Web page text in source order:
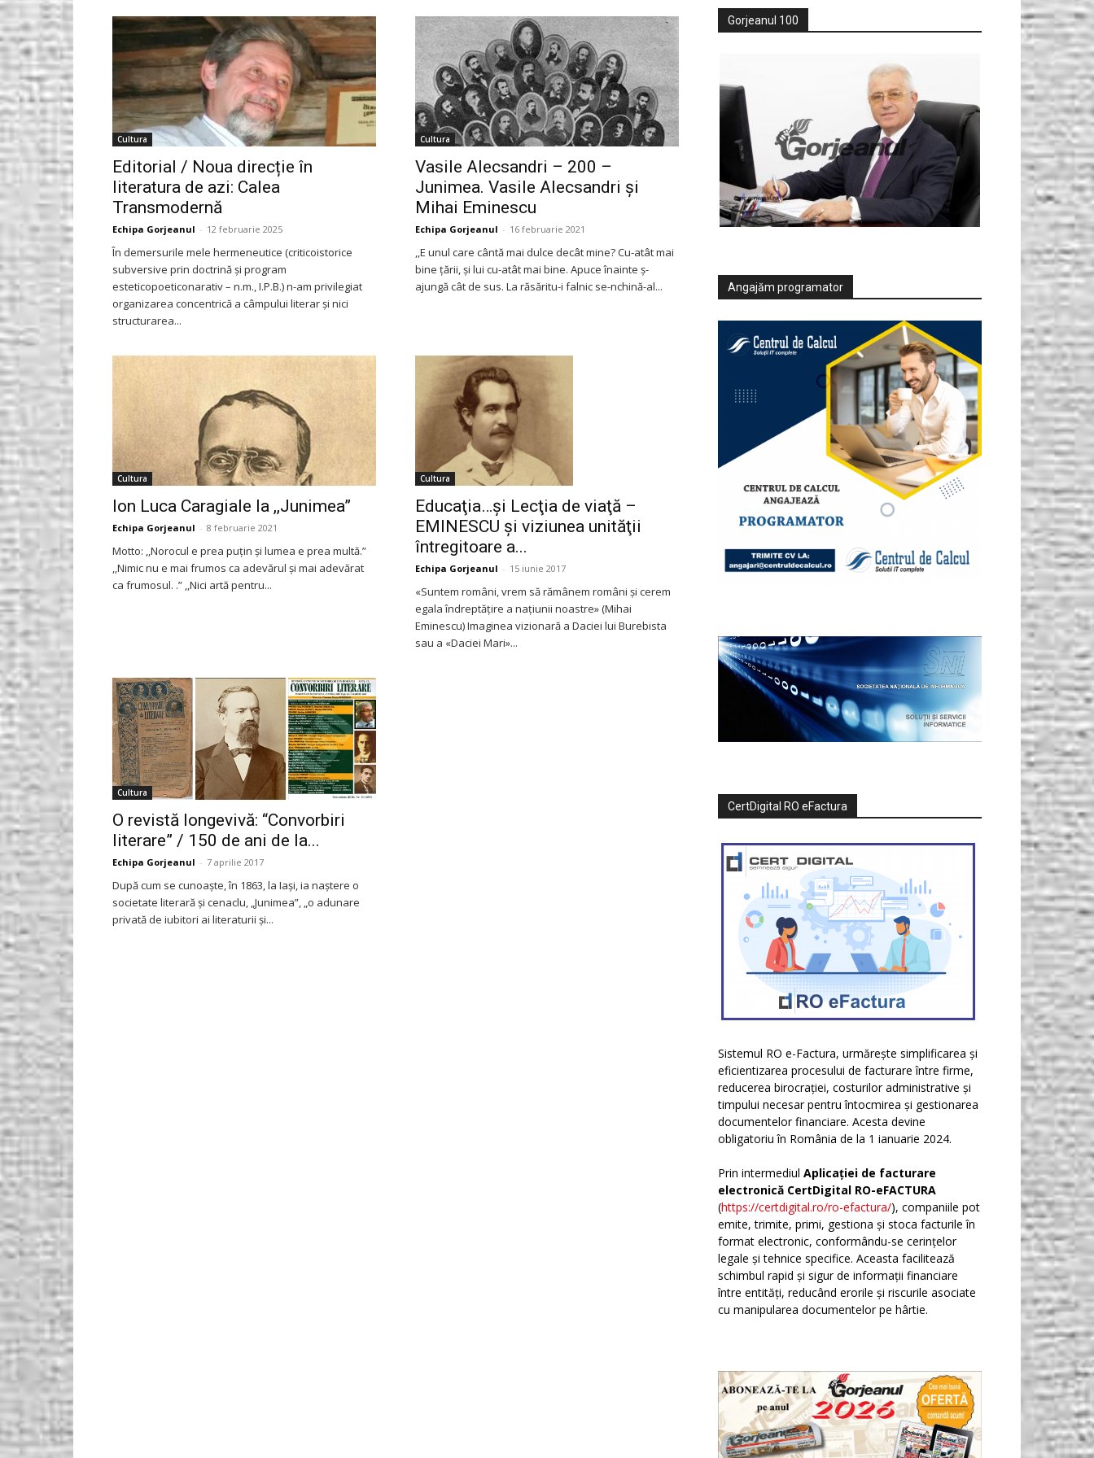
Gorjeanul.ro
Cultura
Editorial / Noua direcție în
literatura de azi: Calea
Transmodernă
Echipa Gorjeanul - 12 februarie 2025
În demersurile mele hermeneutice (criticoistorice
subversive prin doctrină și program
esteticopoeticonarativ – n.m., I.P.B.) n-am privilegiat
organizarea concentrică a câmpului literar și nici
structurarea...
Cultura
Vasile Alecsandri – 200 –
Junimea. Vasile Alecsandri şi
Mihai Eminescu
Echipa Gorjeanul - 16 februarie 2021
,,E unul care cântă mai dulce decât mine? Cu-atât mai
bine țării, și lui cu-atât mai bine. Apuce înainte ș-
ajungă cât de sus. La răsăritu-i falnic se-nchină-al...
Cultura
Ion Luca Caragiale la ,,Junimea”
Echipa Gorjeanul - 8 februarie 2021
Motto: ,,Norocul e prea puțin și lumea e prea multă.”
,,Nimic nu e mai frumos ca adevărul și mai adevărat
ca frumosul. .” ,,Nici artă pentru...
Cultura
Educaţia…şi Lecţia de viaţă –
EMINESCU și viziunea unităţii
întregitoare a...
Echipa Gorjeanul - 15 iunie 2017
«Suntem români, vrem să rămânem români şi cerem
egala îndreptățire a națiunii noastre» (Mihai
Eminescu) Imaginea vizionară a Daciei lui Burebista
sau a «Daciei Mari»...
Cultura
O revistă longevivă: “Convorbiri
literare” / 150 de ani de la...
Echipa Gorjeanul - 7 aprilie 2017
După cum se cunoaște, în 1863, la Iași, ia naștere o
societate literară și cenaclu, „Junimea”, „o adunare
privată de iubitori ai literaturii și...
Gorjeanul 100
Angajăm programator
CertDigital RO eFactura
Sistemul RO e-Factura, urmărește simplificarea și
eficientizarea procesului de facturare între firme,
reducerea birocrației, costurilor administrative și
timpului necesar pentru întocmirea și gestionarea
documentelor financiare. Acesta devine
obligatoriu în România de la 1 ianuarie 2024.
Prin intermediul Aplicației de facturare
electronică CertDigital RO-eFACTURA
(https://certdigital.ro/ro-efactura/), companiile pot
emite, trimite, primi, gestiona și stoca facturile în
format electronic, conformându-se cerințelor
legale și tehnice specifice. Aceasta facilitează
schimbul rapid și sigur de informații financiare
între entități, reducând erorile și riscurile asociate
cu manipularea documentelor pe hârtie.